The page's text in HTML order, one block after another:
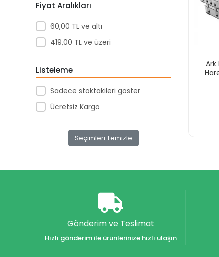
Agt
Aıhao
Akademi Denizi Yayınları
Akçağ Yayınları
Aktive Oyuncak
Akvaryum Yayınları
Alfabe Yayınları
Alpino Çocuk Yayınları
Altın
Fiyat Aralıkları
60,00 TL ve altı
419,00 TL ve üzeri
Listeleme
Sadece stoktakileri göster
Ücretsiz Kargo
Seçimleri Temizle
Ark
Gönderim ve Teslimat
Hızlı gönderim ile ürünlerinize hızlı ulaşın